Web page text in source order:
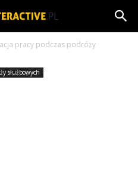
pracy podczas podróży
służbowych